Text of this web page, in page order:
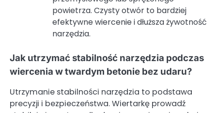
powietrza. Czysty otwór to bardziej
efektywne wiercenie i dłuższa żywotność
narzędzia.
Jak utrzymać stabilność narzędzia podczas
wiercenia w twardym betonie bez udaru?
Utrzymanie stabilności narzędzia to podstawa
precyzji i bezpieczeństwa. Wiertarkę prowadź